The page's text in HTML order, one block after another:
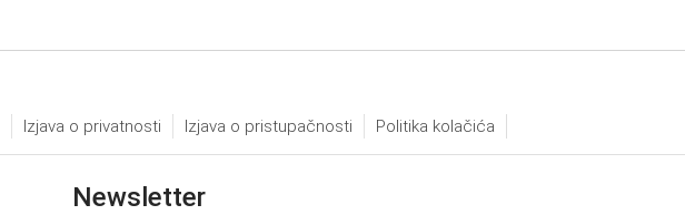
Izjava o privatnosti Izjava o pristupačnosti Politika kolačića
Newsletter